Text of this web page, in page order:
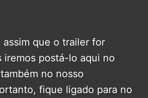
assim que o trailer for
iremos postá-lo aqui no
no nosso
fique ligado para no